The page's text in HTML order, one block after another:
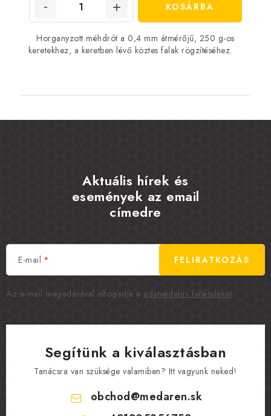
KOSÁRBA
Horganyzott méhdrót a 0,4 mm átmérőjű, 250 g-os
keretekhez, a keretben lévő köztes falak rögzítéséhez.
Aktuális hírek és
események az email
címedre
E-mail
Az e-mail megadásával elfogadja a adatvédelmi feltételeket.
FELIRATKOZÁS
Segítünk a kiválasztásban
Tanácsra van szüksége valamiben? Itt vagyunk neked!
obchod@medaren.sk